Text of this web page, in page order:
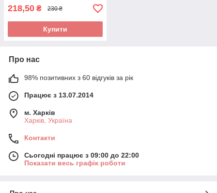
218,50 ₴ 230 ₴
Купити
Про нас
98% позитивних з 60 відгуків за рік
Працює з 13.07.2014
м. Харків
Харків, Україна
Контакти
Сьогодні працює з 09:00 до 22:00
Показати весь графік роботи